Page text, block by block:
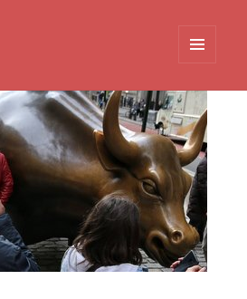
ВИДЖЕТЫ